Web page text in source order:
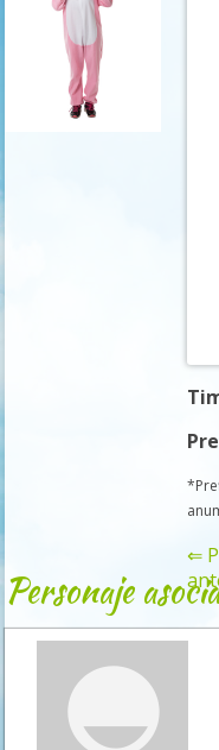
⇐
Personaje